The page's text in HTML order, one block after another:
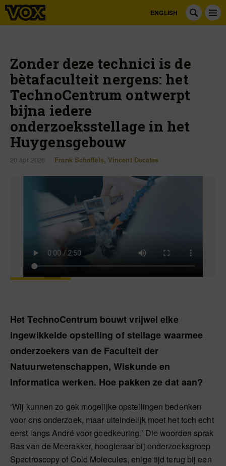
ENGLISH
Zonder deze technici is de
bètafaculteit nergens: het
TechnoCentrum ontwerpt
bijna iedere
onderzoeksstellage in het
Huygensgebouw
20 apr 2026 Frank Schaffels, Vincent Decates
Het TechnoCentrum bouwt vrijwel elke
ingewikkelde opstelling of stellage waarmee
onderzoekers van de Faculteit der
Natuurwetenschappen, Wiskunde en
Informatica werken. Hoe pakken ze dat aan?
‘Wij kunnen zo gek mogelijke opstellingen bedenken
voor ons onderzoek, maar uiteindelijk moet het toch echt
eerst langs André voor goedkeuring.’ Die woorden sprak
Bas van de Meerakker, hoogleraar bij onderzoeksgroep
Spectroscopy of Cold Molecules, enige tijd terug bij een